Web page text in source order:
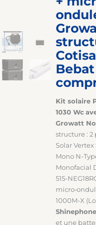
Bebat
Kit solaire
1030 Wc
Growatt
structure : 2
Solar Vertex
Mono N-
Monofacial
515-
1000M-X
et une